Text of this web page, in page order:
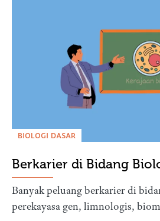
BIOLOGI DASAR
Berkarier di Bidang
Banyak peluang berkarier di
perekayasa gen, limnologis,